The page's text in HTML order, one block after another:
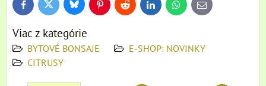
FacebookTwitter BlueskyPinterestReddit LinkedInWhatsApp
E-
mail
Viac z kategórie
BYTOVÉ BONSAJE
E-SHOP: NOVINKY
CITRUSY